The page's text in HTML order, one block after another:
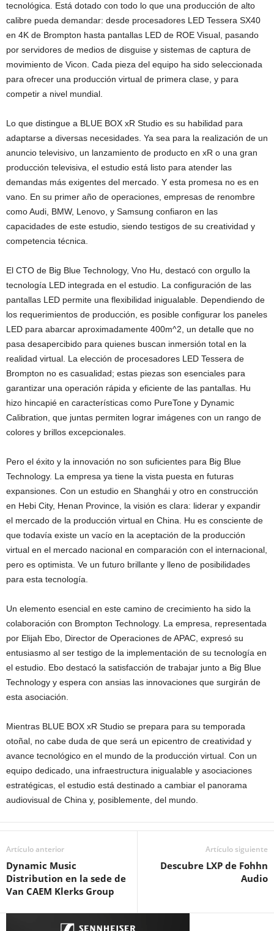
tecnológica. Está dotado con todo lo que una producción de alto
calibre pueda demandar: desde procesadores LED Tessera SX40
en 4K de Brompton hasta pantallas LED de ROE Visual, pasando
por servidores de medios de disguise y sistemas de captura de
movimiento de Vicon. Cada pieza del equipo ha sido seleccionada
para ofrecer una producción virtual de primera clase, y para
competir a nivel mundial.
Lo que distingue a BLUE BOX xR Studio es su habilidad para
adaptarse a diversas necesidades. Ya sea para la realización de un
anuncio televisivo, un lanzamiento de producto en xR o una gran
producción televisiva, el estudio está listo para atender las
demandas más exigentes del mercado. Y esta promesa no es en
vano. En su primer año de operaciones, empresas de renombre
como Audi, BMW, Lenovo, y Samsung confiaron en las
capacidades de este estudio, siendo testigos de su creatividad y
competencia técnica.
El CTO de Big Blue Technology, Vno Hu, destacó con orgullo la
tecnología LED integrada en el estudio. La configuración de las
pantallas LED permite una flexibilidad inigualable. Dependiendo de
los requerimientos de producción, es posible configurar los paneles
LED para abarcar aproximadamente 400m^2, un detalle que no
pasa desapercibido para quienes buscan inmersión total en la
realidad virtual. La elección de procesadores LED Tessera de
Brompton no es casualidad; estas piezas son esenciales para
garantizar una operación rápida y eficiente de las pantallas. Hu
hizo hincapié en características como PureTone y Dynamic
Calibration, que juntas permiten lograr imágenes con un rango de
colores y brillos excepcionales.
Pero el éxito y la innovación no son suficientes para Big Blue
Technology. La empresa ya tiene la vista puesta en futuras
expansiones. Con un estudio en Shanghái y otro en construcción
en Hebi City, Henan Province, la visión es clara: liderar y expandir
el mercado de la producción virtual en China. Hu es consciente de
que todavía existe un vacío en la aceptación de la producción
virtual en el mercado nacional en comparación con el internacional,
pero es optimista. Ve un futuro brillante y lleno de posibilidades
para esta tecnología.
Un elemento esencial en este camino de crecimiento ha sido la
colaboración con Brompton Technology. La empresa, representada
por Elijah Ebo, Director de Operaciones de APAC, expresó su
entusiasmo al ser testigo de la implementación de su tecnología en
el estudio. Ebo destacó la satisfacción de trabajar junto a Big Blue
Technology y espera con ansias las innovaciones que surgirán de
esta asociación.
Mientras BLUE BOX xR Studio se prepara para su temporada
otoñal, no cabe duda de que será un epicentro de creatividad y
avance tecnológico en el mundo de la producción virtual. Con un
equipo dedicado, una infraestructura inigualable y asociaciones
estratégicas, el estudio está destinado a cambiar el panorama
audiovisual de China y, posiblemente, del mundo.
Artículo anterior
Dynamic Music
Distribution en la sede de
Van CAEM Klerks Group
Artículo siguiente
Descubre LXP de Fohhn
Audio